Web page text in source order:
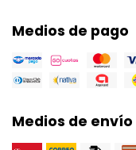
Medios de pago
Medios de envío